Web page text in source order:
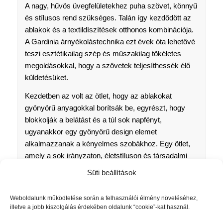
Süti beállítások
Weboldalunk működtetése során a felhasználói élmény növeléséhez,
illetve a jobb kiszolgálás érdekében oldalunk “cookie”-kat használ.
A nagy, hűvös üvegfelületekhez puha szövet, könnyű
és stílusos rend szükséges. Talán így kezdődött az
ablakok és a textildíszítések otthonos kombinációja.
A Gardinia árnyékolástechnika ezt évek óta lehetővé
teszi esztétikailag szép és műszakilag tökéletes
megoldásokkal, hogy a szövetek teljesíthessék élő
küldetésüket.
Kezdetben az volt az ötlet, hogy az ablakokat
gyönyörű anyagokkal borítsák be, egyrészt, hogy
blokkolják a belátást és a túl sok napfényt,
ugyanakkor egy gyönyörű design elemet
alkalmazzanak a kényelmes szobákhoz. Egy ötlet,
amely a sok irányzaton, életstíluson és társadalmi
megoldásokkal.